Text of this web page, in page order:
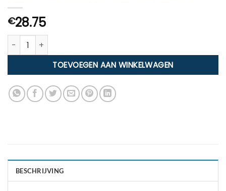
€28.75
Chloordispenser voor whirlpools aantal
TOEVOEGEN AAN WINKELWAGEN
BESCHRIJVING